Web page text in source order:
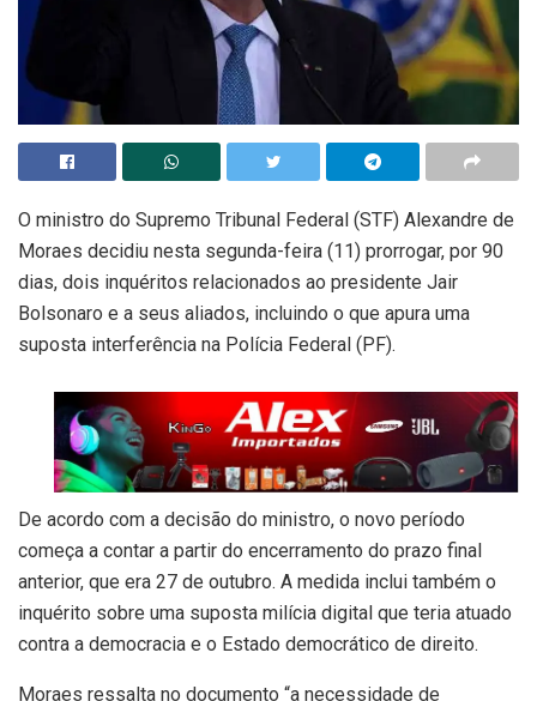
O ministro do Supremo Tribunal Federal (STF) Alexandre de
Moraes decidiu nesta segunda-feira (11) prorrogar, por 90
dias, dois inquéritos relacionados ao presidente Jair
Bolsonaro e a seus aliados, incluindo o que apura uma
suposta interferência na Polícia Federal (PF).
De acordo com a decisão do ministro, o novo período
começa a contar a partir do encerramento do prazo final
anterior, que era 27 de outubro. A medida inclui também o
inquérito sobre uma suposta milícia digital que teria atuado
contra a democracia e o Estado democrático de direito.
Moraes ressalta no documento “a necessidade de